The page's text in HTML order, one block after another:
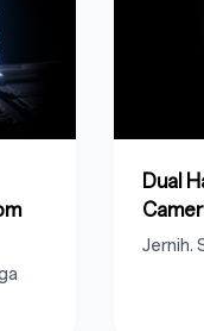
Dual
Jernih.